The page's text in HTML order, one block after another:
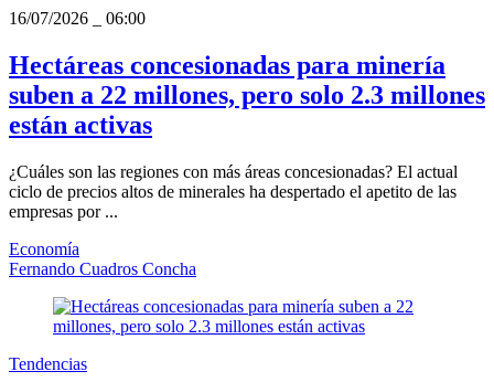
16/07/2026
06:00
Hectáreas concesionadas para minería
suben a 22 millones, pero solo 2.3 millones
están activas
¿Cuáles son las regiones con más áreas concesionadas? El actual
ciclo de precios altos de minerales ha despertado el apetito de las
empresas por ...
Economía
Fernando Cuadros Concha
Tendencias